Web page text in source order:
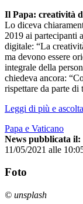
Il Papa: creatività
Lo diceva
2019 ai partecipanti
digitale: “La
ma devono essere
integrale della
chiedeva ancora:
rispettare da parte
Leggi di più e
Papa e Vaticano
News pubblicata il:
11/05/2021 alle
Foto
© unsplash